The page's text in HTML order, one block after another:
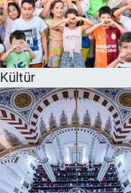
Kültür